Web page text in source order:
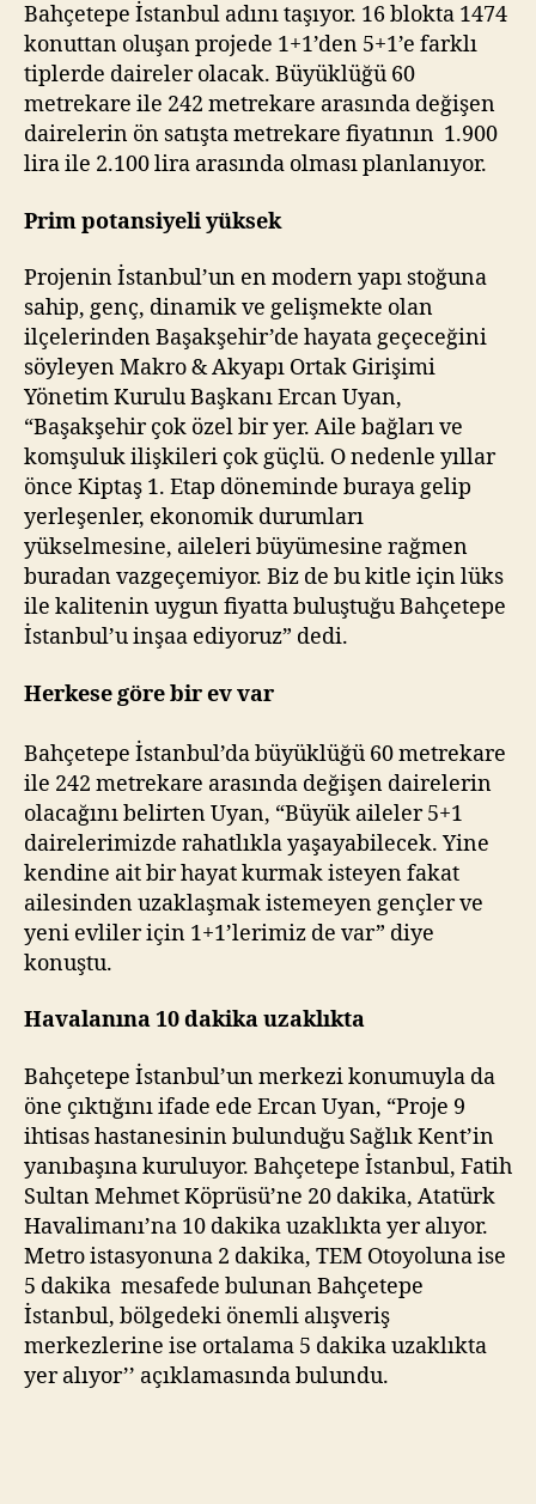
Bahçetepe İstanbul adını taşıyor. 16 blokta 1474
konuttan oluşan projede 1+1’den 5+1’e farklı
tiplerde daireler olacak. Büyüklüğü 60
metrekare ile 242 metrekare arasında değişen
dairelerin ön satışta metrekare fiyatının 1.900
lira ile 2.100 lira arasında olması planlanıyor.
Prim potansiyeli yüksek
Projenin İstanbul’un en modern yapı stoğuna
sahip, genç, dinamik ve gelişmekte olan
ilçelerinden Başakşehir’de hayata geçeceğini
söyleyen Makro & Akyapı Ortak Girişimi
Yönetim Kurulu Başkanı Ercan Uyan,
“Başakşehir çok özel bir yer. Aile bağları ve
komşuluk ilişkileri çok güçlü. O nedenle yıllar
önce Kiptaş 1. Etap döneminde buraya gelip
yerleşenler, ekonomik durumları
yükselmesine, aileleri büyümesine rağmen
buradan vazgeçemiyor. Biz de bu kitle için lüks
ile kalitenin uygun fiyatta buluştuğu Bahçetepe
İstanbul’u inşaa ediyoruz” dedi.
Herkese göre bir ev var
Bahçetepe İstanbul’da büyüklüğü 60 metrekare
ile 242 metrekare arasında değişen dairelerin
olacağını belirten Uyan, “Büyük aileler 5+1
dairelerimizde rahatlıkla yaşayabilecek. Yine
kendine ait bir hayat kurmak isteyen fakat
ailesinden uzaklaşmak istemeyen gençler ve
yeni evliler için 1+1’lerimiz de var” diye
konuştu.
Havalanına 10 dakika uzaklıkta
Bahçetepe İstanbul’un merkezi konumuyla da
öne çıktığını ifade ede Ercan Uyan, “Proje 9
ihtisas hastanesinin bulunduğu Sağlık Kent’in
yanıbaşına kuruluyor. Bahçetepe İstanbul, Fatih
Sultan Mehmet Köprüsü’ne 20 dakika, Atatürk
Havalimanı’na 10 dakika uzaklıkta yer alıyor.
Metro istasyonuna 2 dakika, TEM Otoyoluna ise
5 dakika mesafede bulunan Bahçetepe
İstanbul, bölgedeki önemli alışveriş
merkezlerine ise ortalama 5 dakika uzaklıkta
yer alıyor’’ açıklamasında bulundu.